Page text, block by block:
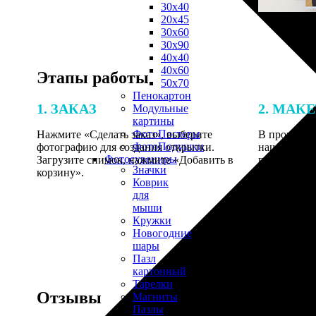
30х40
20х45
30х60
30х90
40х40
40х60
50х70
Пенокартон
Модульные
картины
ФотоПостеры
ФотоПодушки
Фотоcувениры
Значки
Коврик
для
мыши
Кружки
Новогодние
шары
Пазл
картонный
Тарелки
Магниты
Пазлы
Этапы работы
1. ЗАКАЗ
Нажмите «Сделать заказ», выберите
фотографию для создания открытки.
Загрузите снимок, нажмите «Добавить в
корзину».
2.
В процессе
наши
по
Отзывы